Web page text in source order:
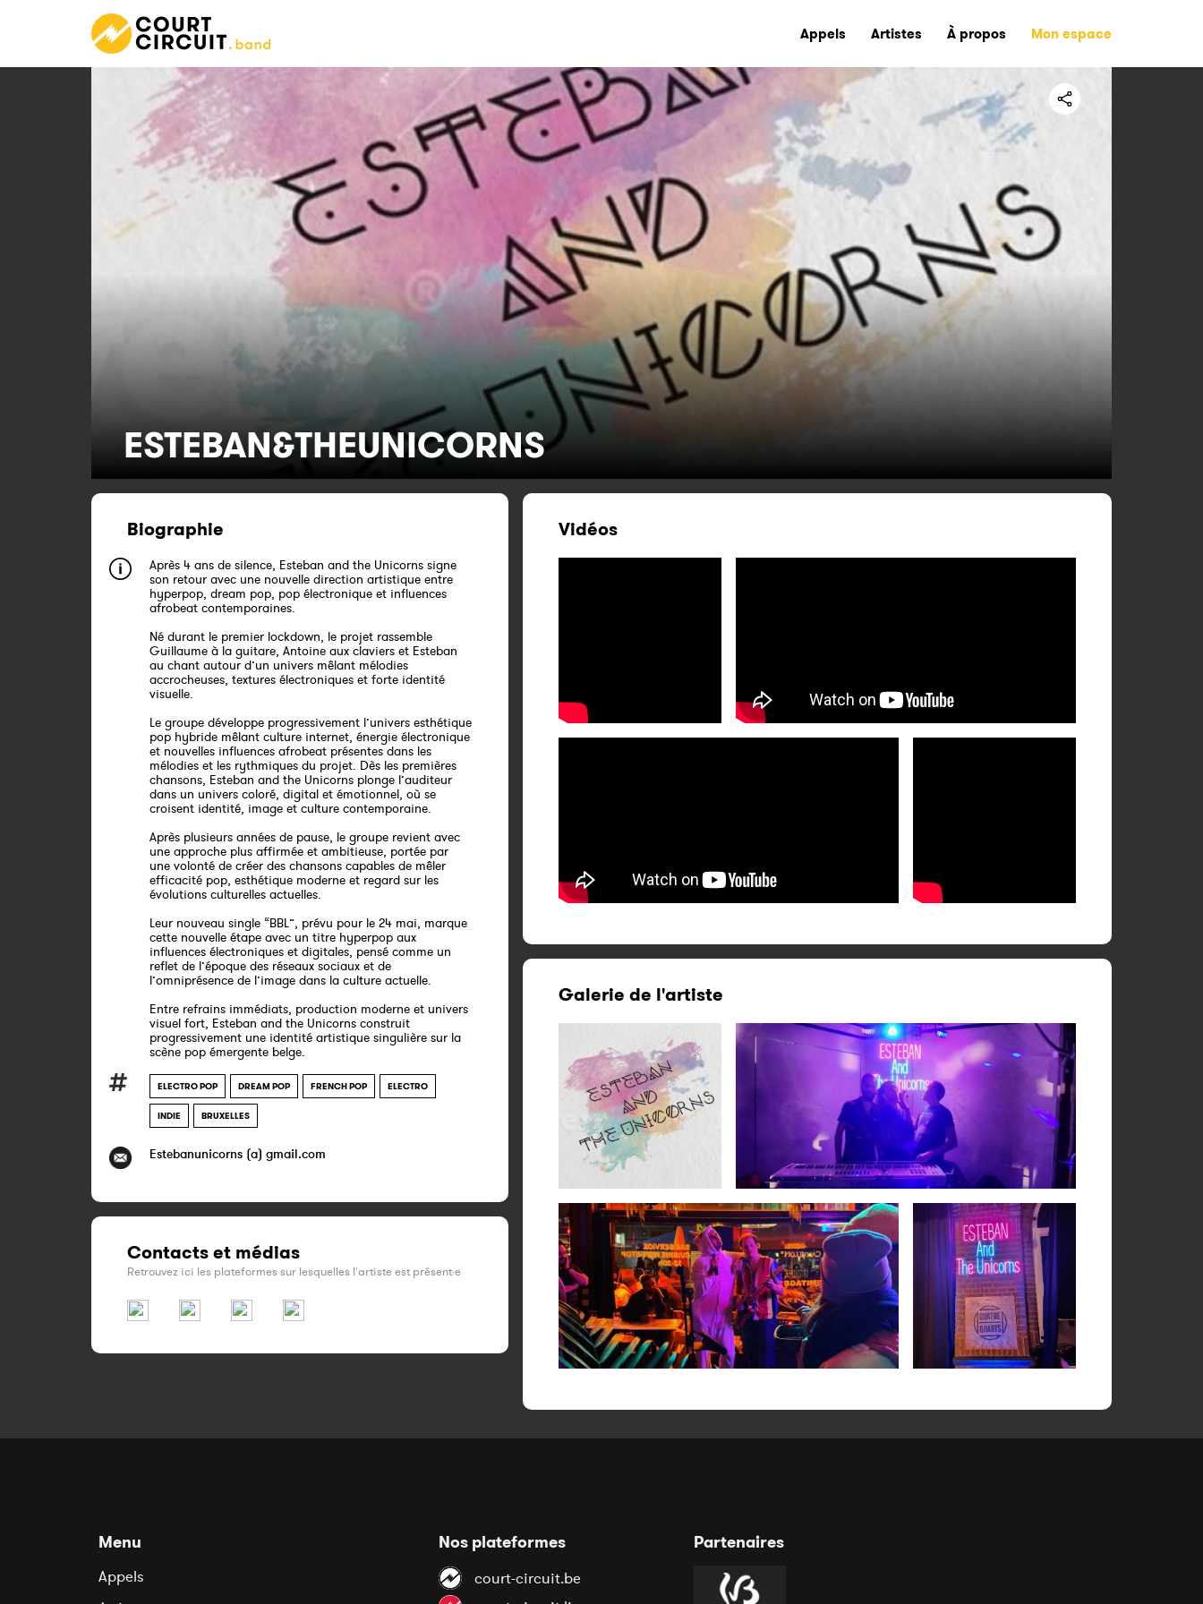
Appels Artistes À propos Mon espace
ESTEBAN&THEUNICORNS
Biographie
Après 4 ans de silence, Esteban and the Unicorns signe
son retour avec une nouvelle direction artistique entre
hyperpop, dream pop, pop électronique et influences
afrobeat contemporaines.
Né durant le premier lockdown, le projet rassemble
Guillaume à la guitare, Antoine aux claviers et Esteban
au chant autour d’un univers mêlant mélodies
accrocheuses, textures électroniques et forte identité
visuelle.
Le groupe développe progressivement l’univers esthétique
pop hybride mêlant culture internet, énergie électronique
et nouvelles influences afrobeat présentes dans les
mélodies et les rythmiques du projet. Dès les premières
chansons, Esteban and the Unicorns plonge l’auditeur
dans un univers coloré, digital et émotionnel, où se
croisent identité, image et culture contemporaine.
Après plusieurs années de pause, le groupe revient avec
une approche plus affirmée et ambitieuse, portée par
une volonté de créer des chansons capables de mêler
efficacité pop, esthétique moderne et regard sur les
évolutions culturelles actuelles.
Leur nouveau single “BBL”, prévu pour le 24 mai, marque
cette nouvelle étape avec un titre hyperpop aux
influences électroniques et digitales, pensé comme un
reflet de l’époque des réseaux sociaux et de
l’omniprésence de l’image dans la culture actuelle.
Entre refrains immédiats, production moderne et univers
visuel fort, Esteban and the Unicorns construit
progressivement une identité artistique singulière sur la
scène pop émergente belge.
ELECTRO POP DREAM POP FRENCH POP ELECTRO
INDIE BRUXELLES
Estebanunicorns (a) gmail.com
Contacts et médias
Retrouvez ici les plateformes sur lesquelles l'artiste est présent·e
Vidéos
Galerie de l'artiste
Menu
Appels
Nos plateformes
court-circuit.be
Partenaires